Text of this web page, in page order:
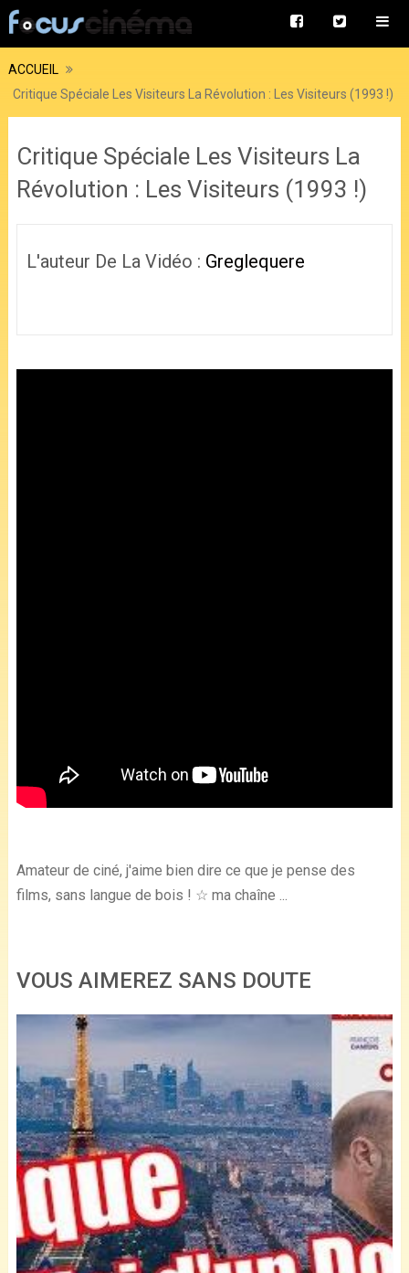
ACCUEIL
Critique Spéciale Les Visiteurs La Révolution : Les Visiteurs (1993 !)
Critique Spéciale Les Visiteurs La
Révolution : Les Visiteurs (1993 !)
L'auteur De La Vidéo : Greglequere
Amateur de ciné, j'aime bien dire ce que je pense des
films, sans langue de bois ! ☆ ma chaîne ...
VOUS AIMEREZ SANS DOUTE